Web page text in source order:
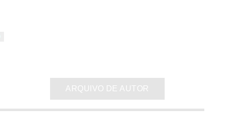
ARQUIVO DE AUTOR